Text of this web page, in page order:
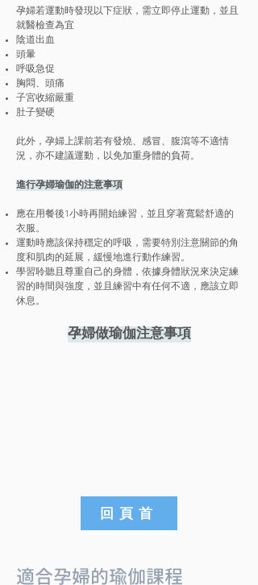
孕婦若運動時發現以下症狀，需立即停止運動，並且
就醫檢查為宜
陰道出血
頭暈
呼吸急促
胸悶、頭痛
子宮收縮嚴重
肚子變硬
此外，孕婦上課前若有發燒、感冒、腹瀉等不適情
況，亦不建議運動，以免加重身體的負荷。
進行孕婦瑜伽的注意事項
應在用餐後1小時再開始練習，並且穿著寬鬆舒適的
衣服。
運動時應該保持穩定的呼吸，需要特別注意關節的角
度和肌肉的延展，緩慢地進行動作練習。
學習聆聽且尊重自己的身體，依據身體狀況來決定練
習的時間與強度，並且練習中有任何不適，應該立即
休息。
孕婦做瑜伽注意事項
回頁首
適合孕婦的瑜伽課程